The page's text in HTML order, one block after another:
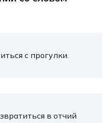
с про­гул­ки.
в отчий